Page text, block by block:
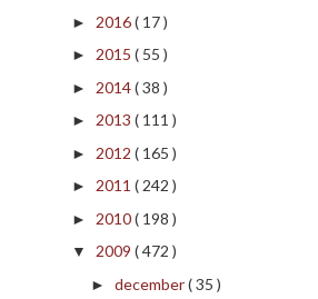
► 2016( 17 )
► 2015 ( 55 )
► 2014( 38 )
► 2013 ( 111 )
► 2012 ( 165 )
► 2011 ( 242 )
► 2010( 198 )
▼ 2009 ( 472 )
► december( 35 )